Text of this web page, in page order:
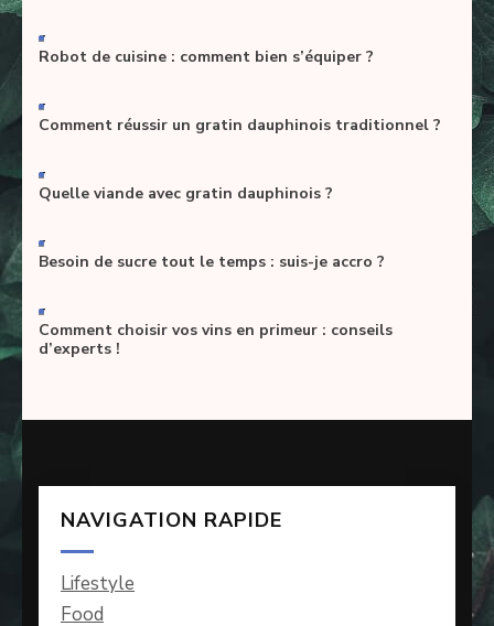
-
Robot de cuisine : comment bien s’équiper ?
-
Comment réussir un gratin dauphinois traditionnel ?
-
Quelle viande avec gratin dauphinois ?
-
Besoin de sucre tout le temps : suis-je accro ?
-
Comment choisir vos vins en primeur : conseils
d’experts !
NAVIGATION RAPIDE
Lifestyle
Food